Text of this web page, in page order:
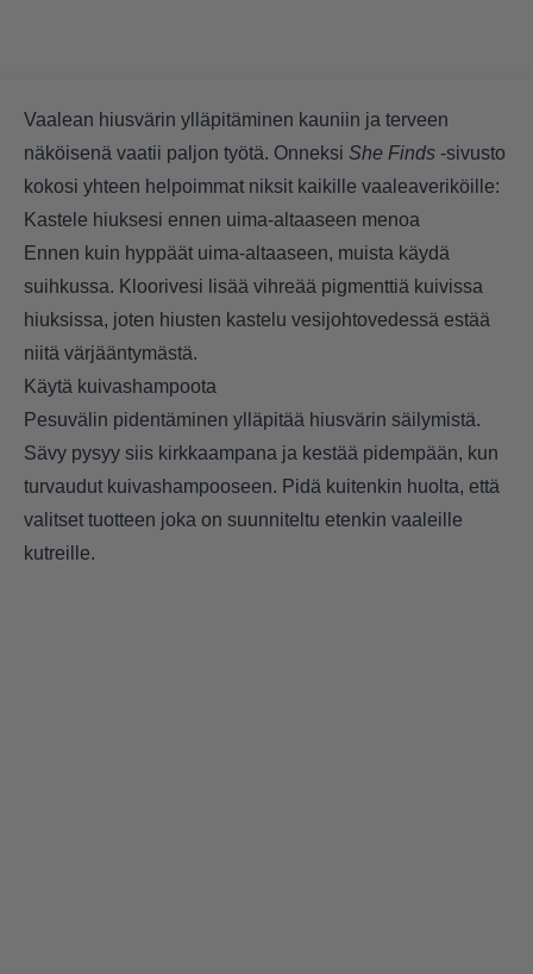
Vaalean hiusvärin ylläpitäminen kauniin ja terveen
näköisenä vaatii paljon työtä. Onneksi She Finds -sivusto
kokosi yhteen helpoimmat niksit kaikille vaaleaveriköille:
Kastele hiuksesi ennen uima-altaaseen menoa
Ennen kuin hyppäät uima-altaaseen, muista käydä
suihkussa. Kloorivesi lisää vihreää pigmenttiä kuivissa
hiuksissa, joten hiusten kastelu vesijohtovedessä estää
niitä värjääntymästä.
Käytä kuivashampoota
Pesuvälin pidentäminen ylläpitää hiusvärin säilymistä.
Sävy pysyy siis kirkkaampana ja kestää pidempään, kun
turvaudut kuivashampooseen. Pidä kuitenkin huolta, että
valitset tuotteen joka on suunniteltu etenkin vaaleille
kutreille.